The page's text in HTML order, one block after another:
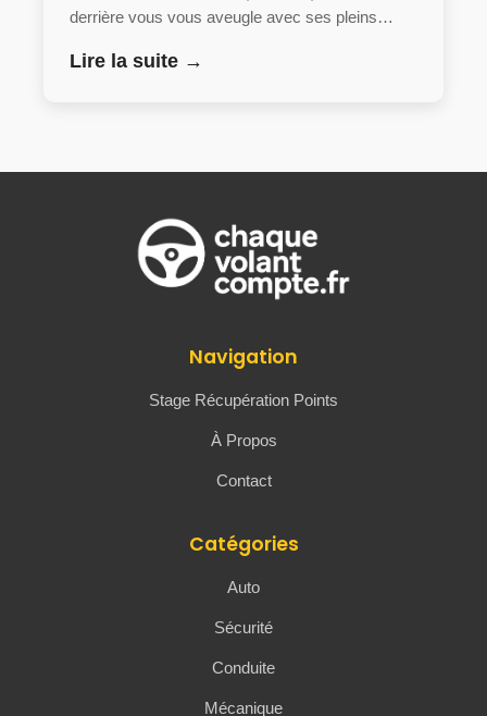
derrière vous vous aveugle avec ses pleins…
Lire la suite →
Navigation
Stage Récupération Points
À Propos
Contact
Catégories
Auto
Sécurité
Conduite
Mécanique